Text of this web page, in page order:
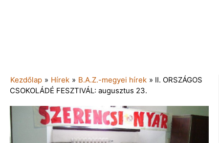
Kezdőlap » Hírek » B.A.Z.-megyei hírek » II. ORSZÁGOS
CSOKOLÁDÉ FESZTIVÁL: augusztus 23.